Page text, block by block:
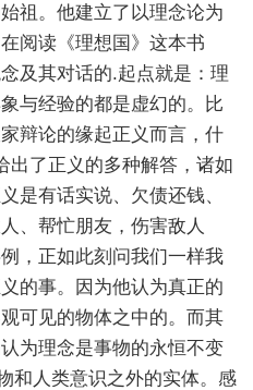
祖。他建立了以理念论为
阅读《理想国》这本书
及其对话的.起点就是：理
与经验的都是虚幻的。比
辩论的缘起正义而言，什
出了正义的多种解答，诸如
是有话实说、欠债还钱、
、帮忙朋友，伤害敌人
，正如此刻问我们一样我
的事。因为他认为真正的
可见的物体之中的。而其
为理念是事物的永恒不变
和人类意识之外的实体。感